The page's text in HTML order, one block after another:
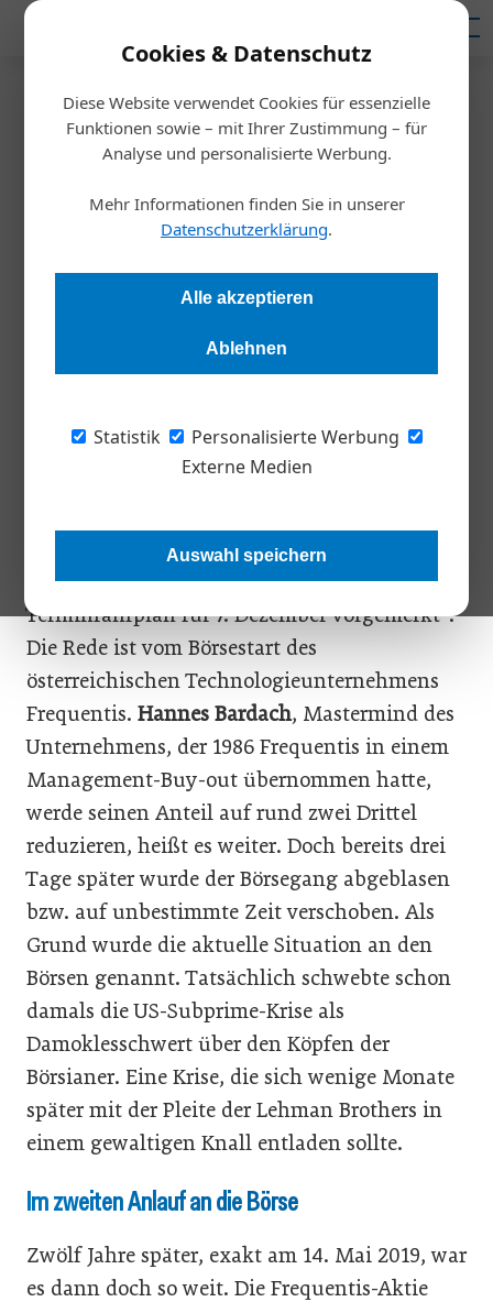
Cookies & Datenschutz
Diese Website verwendet Cookies für essenzielle
Funktionen sowie – mit Ihrer Zustimmung – für
Analyse und personalisierte Werbung.
Mehr Informationen finden Sie in unserer
Datenschutzerklärung.
Alle akzeptieren
Ablehnen
Statistik
Personalisierte Werbung
Externe Medien
Auswahl speichern
Startseite/Inspiration
Frequentis: Wenn die Not zur
Tugend wird
Das Technologie-Unternehmen Frequentis entwickelte sich
im Laufe der Jahre zum weltweit führenden Anbieter am
Flugsicherung. Krisen wurden genutzt, um sich neue
Geschäftsfelder zu eröffnen.
sollen. Am 19. November 2007 stand im
WirtschaftsBlatt: „Die Erstnotiz ist laut
Terminfahrplan für 7. Dezember vorgemerkt“.
Die Rede ist vom Börsestart des
österreichischen Technologieunternehmens
Frequentis. Hannes Bardach, Mastermind des
Unternehmens, der 1986 Frequentis in einem
Management-Buy-out übernommen hatte,
werde seinen Anteil auf rund zwei Drittel
reduzieren, heißt es weiter. Doch bereits drei
Tage später wurde der Börsegang abgeblasen
bzw. auf unbestimmte Zeit verschoben. Als
Grund wurde die aktuelle Situation an den
Börsen genannt. Tatsächlich schwebte schon
damals die US-Subprime-Krise als
Damoklesschwert über den Köpfen der
Börsianer. Eine Krise, die sich wenige Monate
später mit der Pleite der Lehman Brothers in
einem gewaltigen Knall entladen sollte.
Im zweiten Anlauf an die Börse
Zwölf Jahre später, exakt am 14. Mai 2019, war
es dann doch so weit. Die Frequentis-Aktie